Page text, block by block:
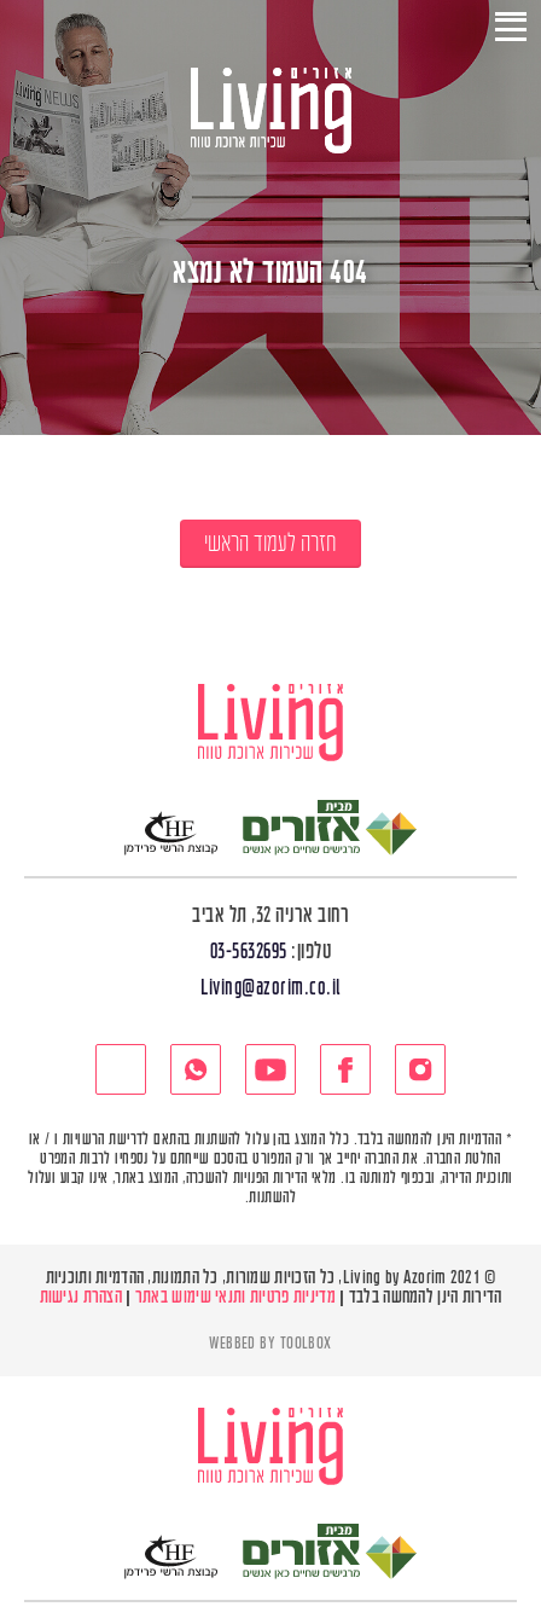
404 העמוד לא נמצא
חזרה לעמוד הראשי
רחוב ארניה 32, תל אביב
טלפון: 03-5632695
Living@azorim.co.il
* ההדמיות הינן להמחשה בלבד. כלל המוצג בהן עלול להשתנות בהתאם לדרישת הרשויות ו / או
החלטת החברה. את החברה יחייב אך ורק המפורט בהסכם שייחתם על נספחיו לרבות המפרט
ותוכנית הדירה, ובכפוף למותנה בו. מלאי הדירות הפנויות להשכרה, המוצג באתר, אינו קבוע ועלול
להשתנות.
© Living by Azorim 2021, כל הזכויות שמורות, כל התמונות, ההדמיות ותוכניות
הדירות הינן להמחשה בלבד |
מדיניות פרטיות ותנאי שימוש באתר הצהרת נגישות
WEBBED BY TOOLBOX